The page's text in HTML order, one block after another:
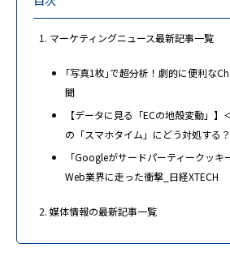
マーケティングニュース最新記事一覧
｢写真1枚｣で超分析！劇的に便利な
聞
【データに見る「ECの地殻変動」
の「スマホタイム」にどう対処する
「Googleがサードパーティークッキ
Web業界に走った衝撃_日経XTECH
媒体情報の最新記事一覧